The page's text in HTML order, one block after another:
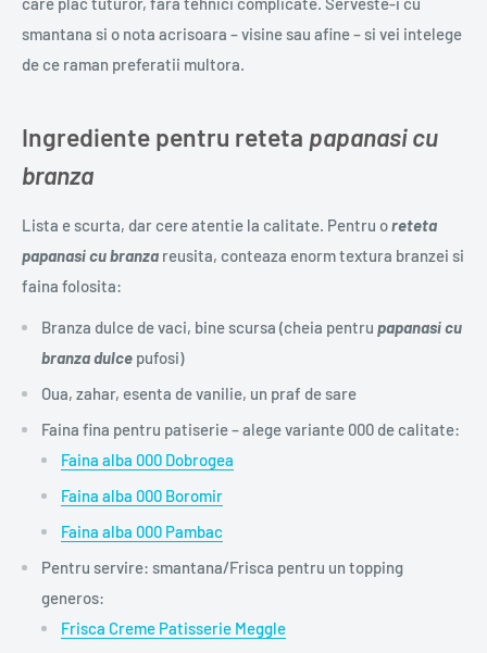
smantana si o nota acrisoara – visine sau afine – si vei intelege
de ce raman preferatii multora.
Ingrediente pentru reteta papanasi cu
branza
Lista e scurta, dar cere atentie la calitate. Pentru oreteta
papanasi cu branza reusita, conteaza enorm textura branzei si
faina folosita:
Branza dulce de vaci, bine scursa (cheia pentru papanasi cu
branza dulce pufosi)
Oua, zahar, esenta de vanilie, un praf de sare
Faina fina pentru patiserie – alege variante 000 de calitate:
Faina alba 000 Dobrogea
Faina alba 000 Boromir
Faina alba 000 Pambac
Pentru servire: smantana/Frisca pentru un topping
generos:
Frisca Creme Patisserie Meggle